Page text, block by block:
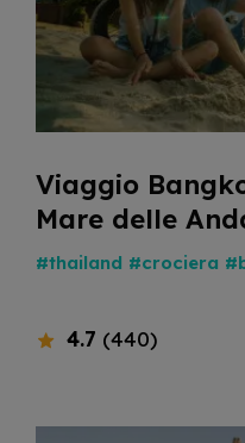
Viaggio
Mare delle
#thailand #crociera
4.7 (440)